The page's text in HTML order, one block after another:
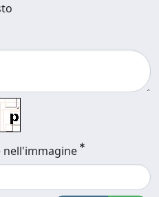
nell'immagine